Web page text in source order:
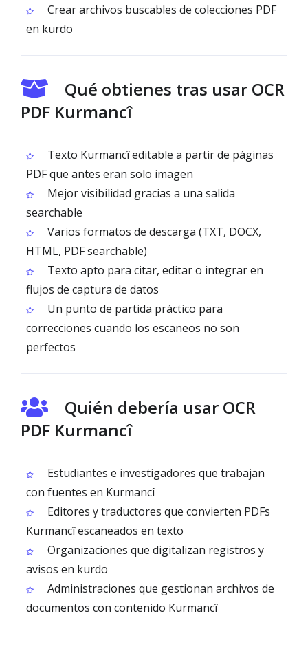
Crear archivos buscables de colecciones PDF
en kurdo
Qué obtienes tras usar OCR
PDF Kurmancî
Texto Kurmancî editable a partir de páginas
PDF que antes eran solo imagen
Mejor visibilidad gracias a una salida
searchable
Varios formatos de descarga (TXT, DOCX,
HTML, PDF searchable)
Texto apto para citar, editar o integrar en
flujos de captura de datos
Un punto de partida práctico para
correcciones cuando los escaneos no son
perfectos
Quién debería usar OCR
PDF Kurmancî
Estudiantes e investigadores que trabajan
con fuentes en Kurmancî
Editores y traductores que convierten PDFs
Kurmancî escaneados en texto
Organizaciones que digitalizan registros y
avisos en kurdo
Administraciones que gestionan archivos de
documentos con contenido Kurmancî